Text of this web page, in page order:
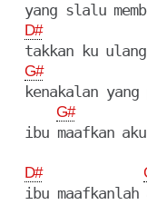
yang slalu
D#
takkan ku
G#
kenakalan yang
G#
  ibu maafkan aku
D#
ibu maafkanlah